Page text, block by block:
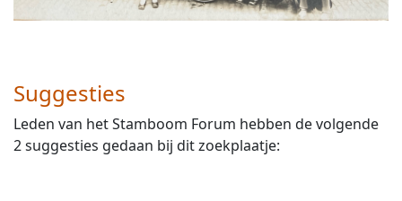
Suggesties
Leden van het Stamboom Forum hebben de volgende
2 suggesties gedaan bij dit zoekplaatje: